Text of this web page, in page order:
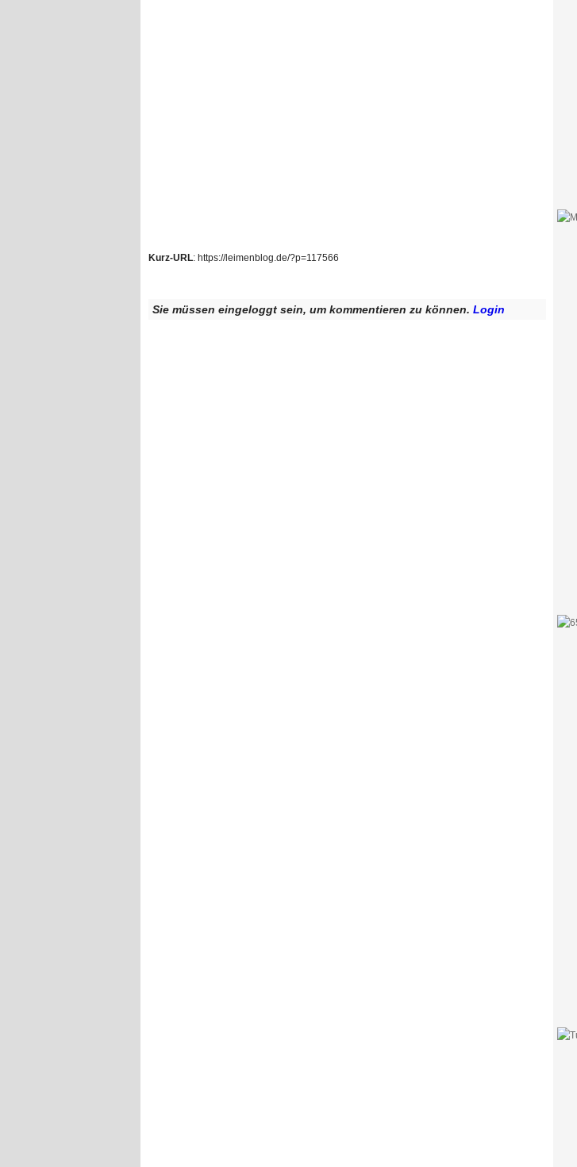
Kurz-URL: https://leimenblog.de/?p=117566
Sie müssen eingeloggt sein, um kommentieren zu können. Login